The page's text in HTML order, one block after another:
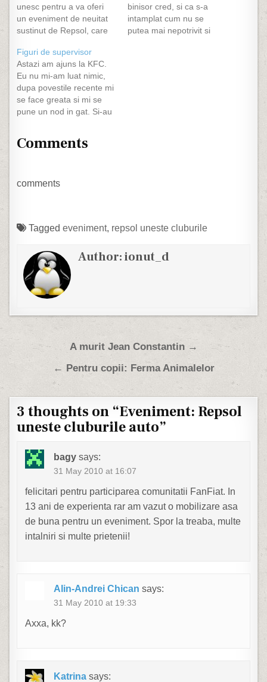
unesc pentru a va oferi
un eveniment de neuitat
sustinut de Repsol, care
promoveaza caii putere
fie ca sunt pe doua sau
pe patru roti. Esti
pasionat de masini si
motoare? Sambata 29
mai, ora 9:00 Bucurestiul
binisor cred, si ca s-a
intamplat cum nu se
putea mai nepotrivit si
Figuri de supervisor
Astazi am ajuns la KFC.
Eu nu mi-am luat nimic,
dupa povestile recente mi
se face greata si mi se
pune un nod in gat. Si-au
mancam cu Ana de
din vedere…
Comments
comments
Taggedeveniment, repsol uneste cluburile
Author:ionut_d
Post navigationA murit Jean Constantin →
← Pentru copii: Ferma Animalelor
3 thoughts on “Eveniment: Repsol
uneste cluburile auto”
bagy says:
31 May 2010 at 16:07
felicitari pentru participarea comunitatii FanFiat. In
13 ani de experienta rar am vazut o mobilizare asa
de buna pentru un eveniment. Spor la treaba, multe
intalniri si multe prietenii!
Alin-Andrei Chican says:
31 May 2010 at 19:33
Axxa, kk?
Katrina says: